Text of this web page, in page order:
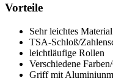
Vorteile
Sehr leichtes Material
TSA-Schloß/
leichtläufige Rollen
Verschiedene
Griff mit